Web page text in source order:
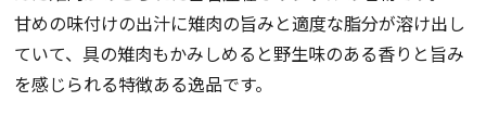
甘めの味付けの出汁に雉肉の旨みと適度な脂分が溶け出し
ていて、具の雉肉もかみしめると野生味のある香りと旨み
を感じられる特徴ある逸品です。